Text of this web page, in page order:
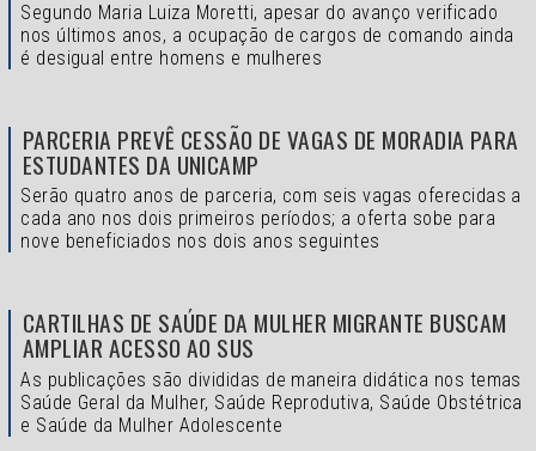
Segundo Maria Luiza Moretti, apesar do avanço verificado
nos últimos anos, a ocupação de cargos de comando ainda
é desigual entre homens e mulheres
PARCERIA PREVÊ CESSÃO DE VAGAS DE MORADIA PARA
ESTUDANTES DA UNICAMP
Serão quatro anos de parceria, com seis vagas oferecidas a
cada ano nos dois primeiros períodos; a oferta sobe para
nove beneficiados nos dois anos seguintes
CARTILHAS DE SAÚDE DA MULHER MIGRANTE BUSCAM
AMPLIAR ACESSO AO SUS
As publicações são divididas de maneira didática nos temas
Saúde Geral da Mulher, Saúde Reprodutiva, Saúde Obstétrica
e Saúde da Mulher Adolescente